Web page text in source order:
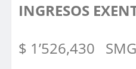
INGRESOS
$ 1’526,430